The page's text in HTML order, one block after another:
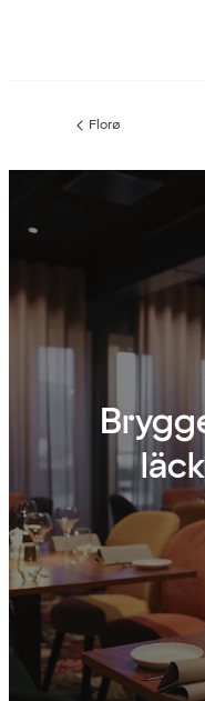
Föregående
Florø